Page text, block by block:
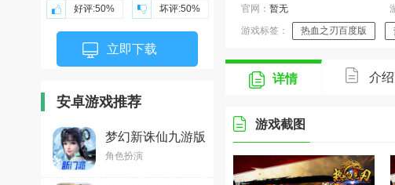
好评:50% 坏评:50%
立即下载
安卓游戏推荐
梦幻新诛仙九游版
v1.211.833 安卓版
角色扮演
官网： 暂无
游戏标签：
热血之刃百度版
详情 介绍
游戏截图